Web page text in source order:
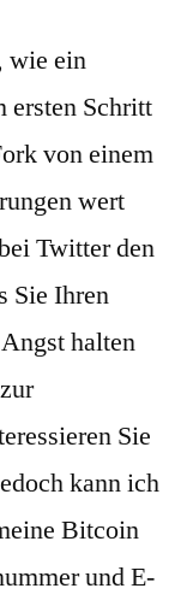
wie ein
ersten Schritt
von einem
wert
Twitter den
Sie Ihren
halten
Sie
kann ich
Bitcoin
und E-